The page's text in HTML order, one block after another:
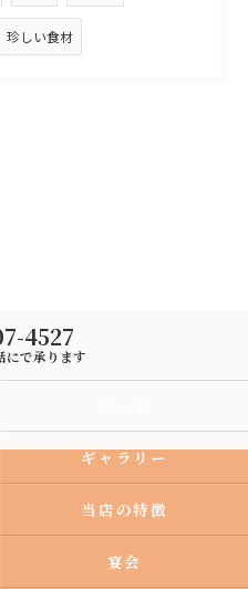
珍しい食材
4527
にで承ります
ギャラリー
当店の特徴
宴会